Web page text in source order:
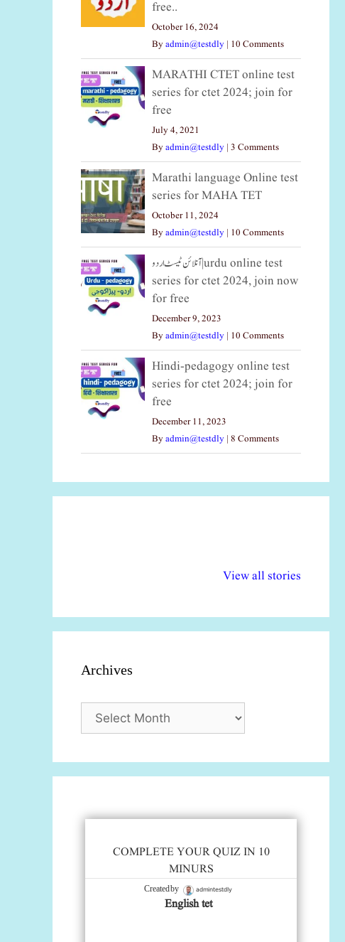
free..
October 16, 2024
Byadmin@testdly | 10 Comments
MARATHI CTET online test
series for ctet 2024; join for
free
July 4, 2021
Byadmin@testdly | 3 Comments
Marathi language Online test
series for MAHA TET
October 11, 2024
Byadmin@testdly | 10 Comments
آنلائن ٹیسٹ اردو|urdu online test
series for ctet 2024, join now
for free
December 9, 2023
Byadmin@testdly | 10 Comments
Hindi-pedagogy online test
series for ctet 2024; join for
free
December 11, 2023
Byadmin@testdly | 8 Comments
View all stories
अधिकार दिवस| 18
Archives
Archives
COMPLETE YOUR QUIZ IN 10
MINURS
Created by admintestdly
English tet